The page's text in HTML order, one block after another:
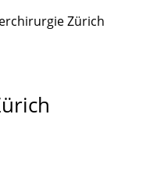
Zürich